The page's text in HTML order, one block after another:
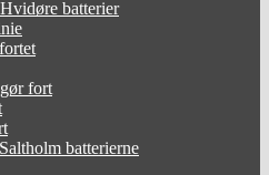
batterier
fort
batterierne